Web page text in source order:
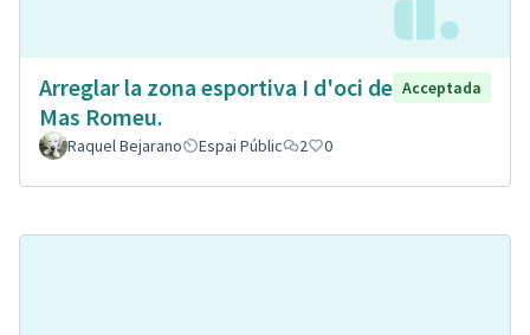
Arreglar la zona esportiva I d'oci de
Mas Romeu.
Acceptada
Raquel Bejarano Espai Públic 2 0